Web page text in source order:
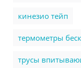
кинезио тейп
термометры
трусы